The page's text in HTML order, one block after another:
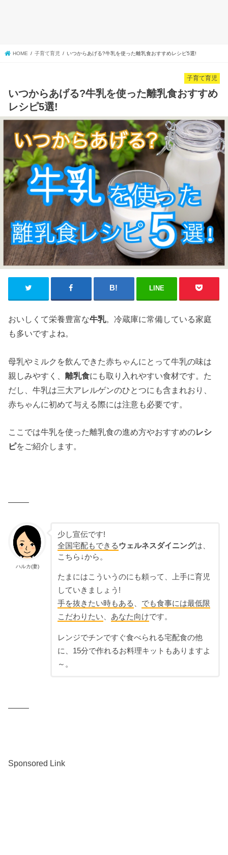
HOME 子育て育児 いつからあげる?牛乳を使った離乳食おすすめレシピ5選!
子育て育児
いつからあげる?牛乳を使った離乳食おすすめ
レシピ5選!
LINE
おいしくて栄養豊富な牛乳。冷蔵庫に常備している家庭
も多いですよね。
母乳やミルクを飲んできた赤ちゃんにとって牛乳の味は
親しみやすく、離乳食にも取り入れやすい食材です。た
だし、牛乳は三大アレルゲンのひとつにも含まれおり、
赤ちゃんに初めて与える際には注意も必要です。
ここでは牛乳を使った離乳食の進め方やおすすめのレシ
ピをご紹介します。
——–
ハルカ(妻)
少し宣伝です!
全国宅配もできるウェルネスダイニングは、
こちら↓から。
たまにはこういうのにも頼って、上手に育児
していきましょう!
手を抜きたい時もある
でも食事には最低限
こだわりたい
あなた向けです。
レンジでチンですぐ食べられる宅配食の他
に、15分で作れるお料理キットもありますよ
～。
——–
Sponsored Link